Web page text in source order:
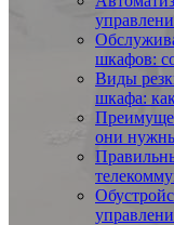
шкафов:
Виды
шкафа:
они